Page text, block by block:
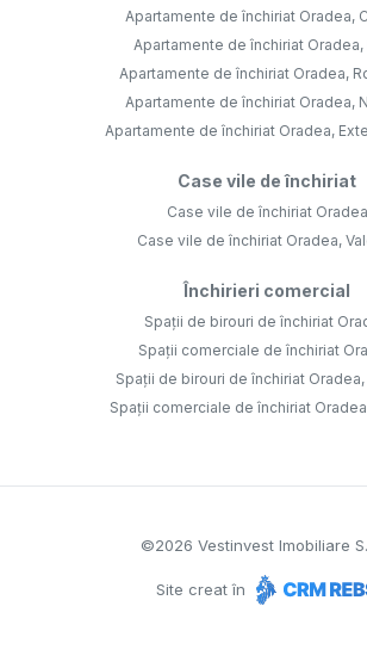
Apartamente de închiriat Oradea,
Apartamente de închiriat Oradea,
Apartamente de închiriat Oradea,
Apartamente de închiriat Oradea,
Apartamente de închiriat Oradea,
Case vile de închiriat
Case vile de închiriat Oradea
Case vile de închiriat Oradea,
Închirieri comercial
Spații de birouri de închiriat
Spații comerciale de închiriat
Spații de birouri de închiriat Oradea,
Spații comerciale de închiriat
©2026 Vestinvest Imobiliare
Site creat în